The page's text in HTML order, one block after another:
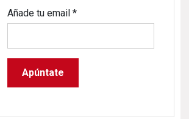
Añade tu email*